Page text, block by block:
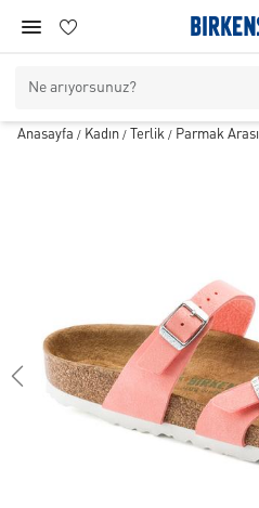
Anasayfa / Kadın / Terlik / Parmak Arası